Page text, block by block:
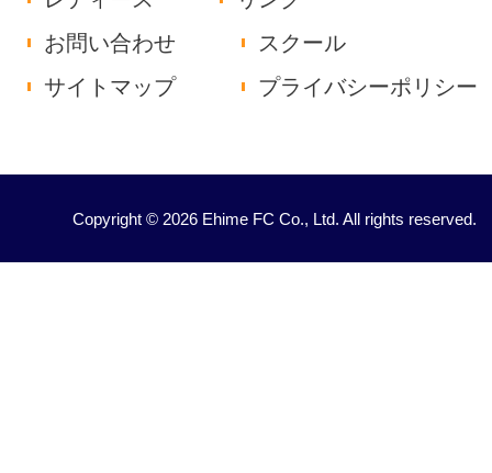
お問い合わせ
スクール
サイトマップ
プライバシーポリシー
Copyright © 2026 Ehime FC Co., Ltd. All rights reserved.